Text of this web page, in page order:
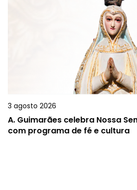
3 agosto 2026
A. Guimarães celebra Nossa
com programa de fé e cultura